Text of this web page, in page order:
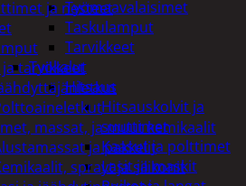
Työmaavalaisimet
Taskulamput
Tarvikkeet
Työkalut
Hitsaus
Hitsauskolvit ja
suuttimet
Kaasut ja polttimet
Lasit ja maskit
ja nesteet
tarvikkeet
massat, ja muut kemikaalit
ja pakkelit
sprayt ja silikonit